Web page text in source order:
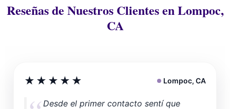
Reseñas de Nuestros Clientes en Lompoc,
CA
★★★★★ Lompoc, CA
Desde el primer contacto sentí que